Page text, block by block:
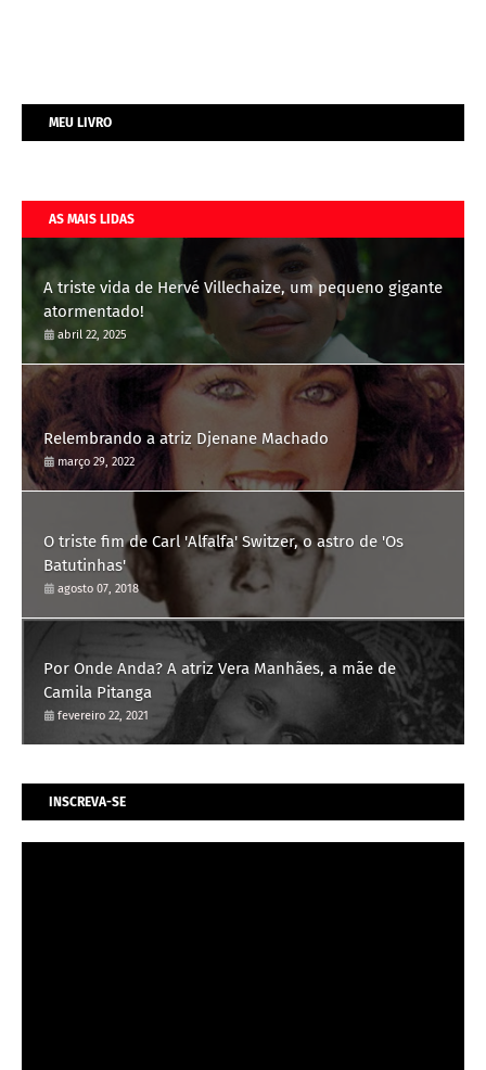
MEU LIVRO
AS MAIS LIDAS
A triste vida de Hervé Villechaize, um pequeno gigante
atormentado!
abril 22, 2025
Relembrando a atriz Djenane Machado
março 29, 2022
O triste fim de Carl 'Alfalfa' Switzer, o astro de 'Os
Batutinhas'
agosto 07, 2018
Por Onde Anda? A atriz Vera Manhães, a mãe de
Camila Pitanga
fevereiro 22, 2021
INSCREVA-SE